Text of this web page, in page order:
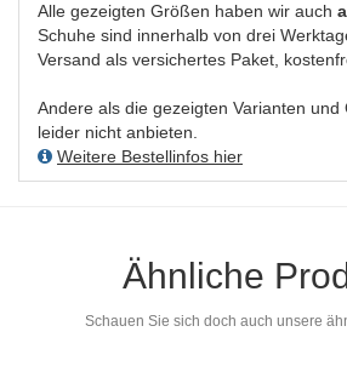
Alle gezeigten Größen haben wir auch
Schuhe sind innerhalb von drei
Versand als versichertes Paket,
Andere als die gezeigten Varianten
leider nicht anbieten.
Weitere Bestellinfos hier
Ähnliche
Schauen Sie sich doch auch unsere